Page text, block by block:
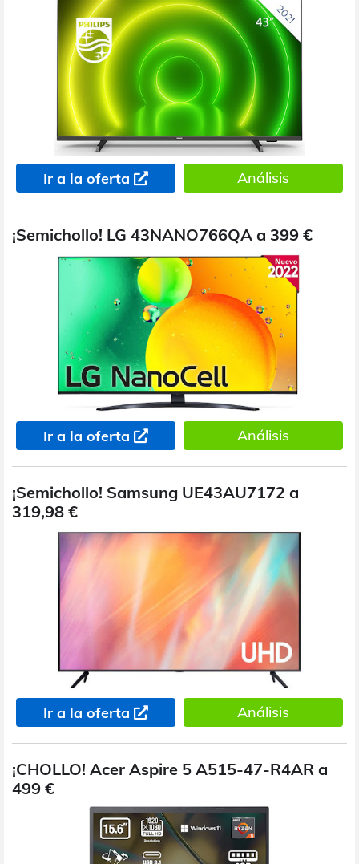
Ir a la oferta Análisis
¡Semichollo! LG 43NANO766QA a 399 €
Ir a la oferta Análisis
¡Semichollo! Samsung UE43AU7172 a
319,98 €
Ir a la oferta Análisis
¡CHOLLO! Acer Aspire 5 A515-47-R4AR a
499 €